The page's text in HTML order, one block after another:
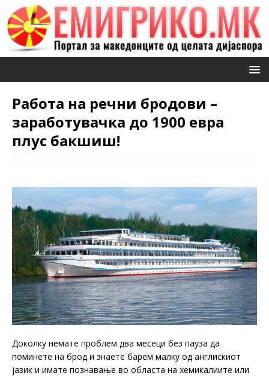
Работа на речни бродови –
заработувачка до 1900 евра
плус бакшиш!
Доколку немате проблем два месеци без пауза да
поминете на брод и знаете барем малку од англискиот
јазик и имате познавање во областа на хемикалиите или